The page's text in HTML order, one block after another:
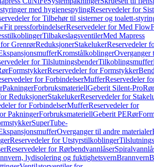
med hygienespylingReservedeler for
for Tilbehør til sisterner og toalett-
pressforbindelserReservedeler for Med
TilbakeslagsventilerMed Mapress
GrenrørReduksjonerStakelukerReservedeler
KromstålkoblingerOverganger
for TilslutningsbenderTilkoblingsmuffer
FormstykkerReservedeler for FormstykkerBend
for ForbindelserMufferReservedeler
PakningerForbruksmateriellGeberit Silent-ProRør
ReduksjonerStakelukerReservedeler for
for ForbindelserMufferReservedeler for
PakningerForbruksmateriellGeberit PERør
SuperTube-
Overganger til andre materialer
Reservedeler for Utstyrstilkoblinger
Reservedeler for Rørbendvannlåser
lydisolering og fuktighetsvernBrannvern